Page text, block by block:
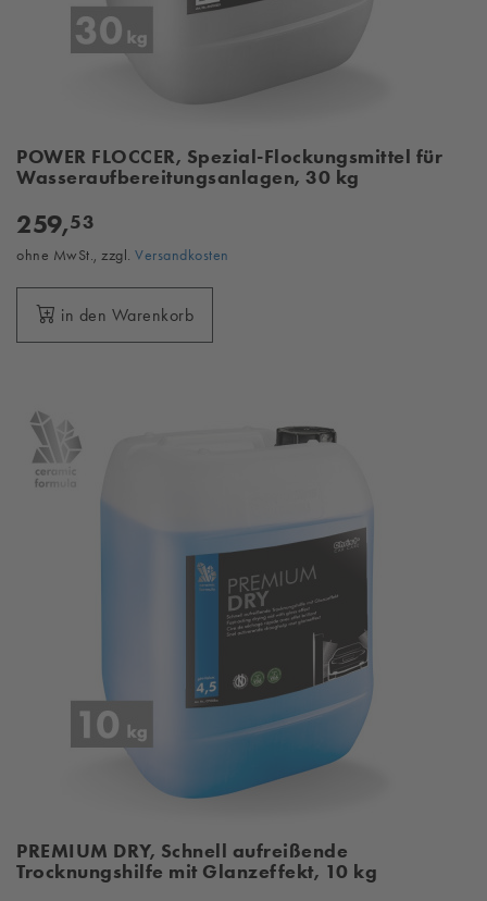
POWER FLOCCER, Spezial-Flockungsmittel für
Wasseraufbereitungsanlagen, 30 kg
259,53
ohne MwSt., zzgl. Versandkosten
in den Warenkorb
PREMIUM DRY, Schnell aufreißende
Trocknungshilfe mit Glanzeffekt, 10 kg